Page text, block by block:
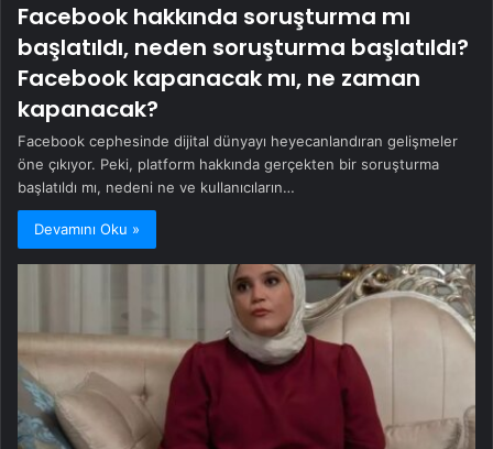
Facebook hakkında soruşturma mı
başlatıldı, neden soruşturma başlatıldı?
Facebook kapanacak mı, ne zaman
kapanacak?
Facebook cephesinde dijital dünyayı heyecanlandıran gelişmeler
öne çıkıyor. Peki, platform hakkında gerçekten bir soruşturma
başlatıldı mı, nedeni ne ve kullanıcıların…
Devamını Oku »